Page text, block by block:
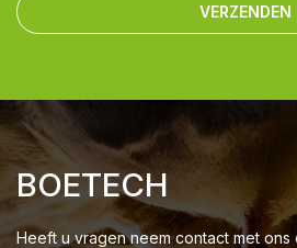
VERZENDEN
BOETECH
Heeft u vragen neem contact met ons